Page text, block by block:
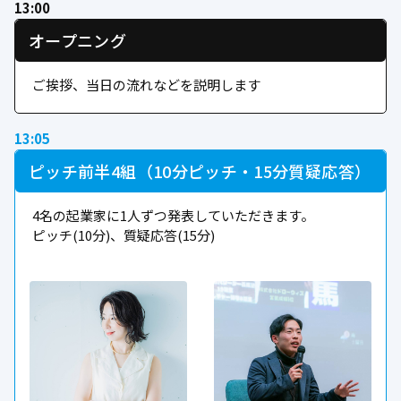
13:00
オープニング
ご挨拶、当日の流れなどを説明します
13:05
ピッチ前半4組（10分ピッチ・15分質疑応答）
4名の起業家に1人ずつ発表していただきます。
ピッチ(10分)、質疑応答(15分)